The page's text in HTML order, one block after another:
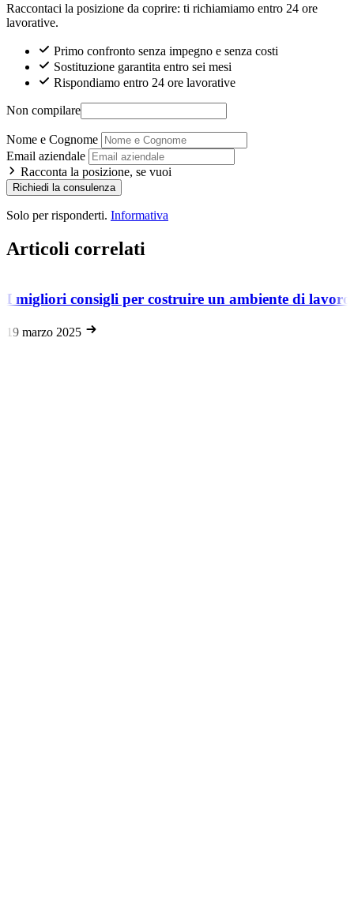
Raccontaci la posizione da coprire: ti richiamiamo entro 24 ore
lavorative.
Primo confronto senza impegno e senza costi
Sostituzione garantita entro sei mesi
Rispondiamo entro 24 ore lavorative
Non compilare
Nome e Cognome
Email aziendale
Racconta la posizione, se vuoi
Richiedi la consulenza
Solo per risponderti. Informativa
Articoli correlati
I migliori consigli per costruire un ambiente di
19 marzo 2025